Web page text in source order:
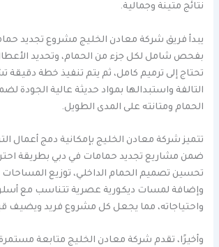
نتائج متينة وجمالية.
يبدأ فريق شركة معادن الخليج مشروع تجديد
بفحص شامل لكل جزء من الحمام، وتحديد
تحتاج إلى ترميم كامل، ثم يتم تنفيذ خطة دقيقة
التالفة واستبدالها بمواد حديثة عالية الجودة
الحمام ومتانته على المدى الطويل.
تتميز شركة معادن الخليج بإمكانية دمج أعمال
ضمن مشاريع تجديد حمامات في دبي بطريقة
تحسين تصميم الحمام الداخلي، توزيع
وإضافة لمسات ديكورية عصرية تتناسب مع
واحتياجاته، مما يجعل كل مشروع فريد ويضيف
وأخيرًا، تقدم شركة معادن الخليج متابعة